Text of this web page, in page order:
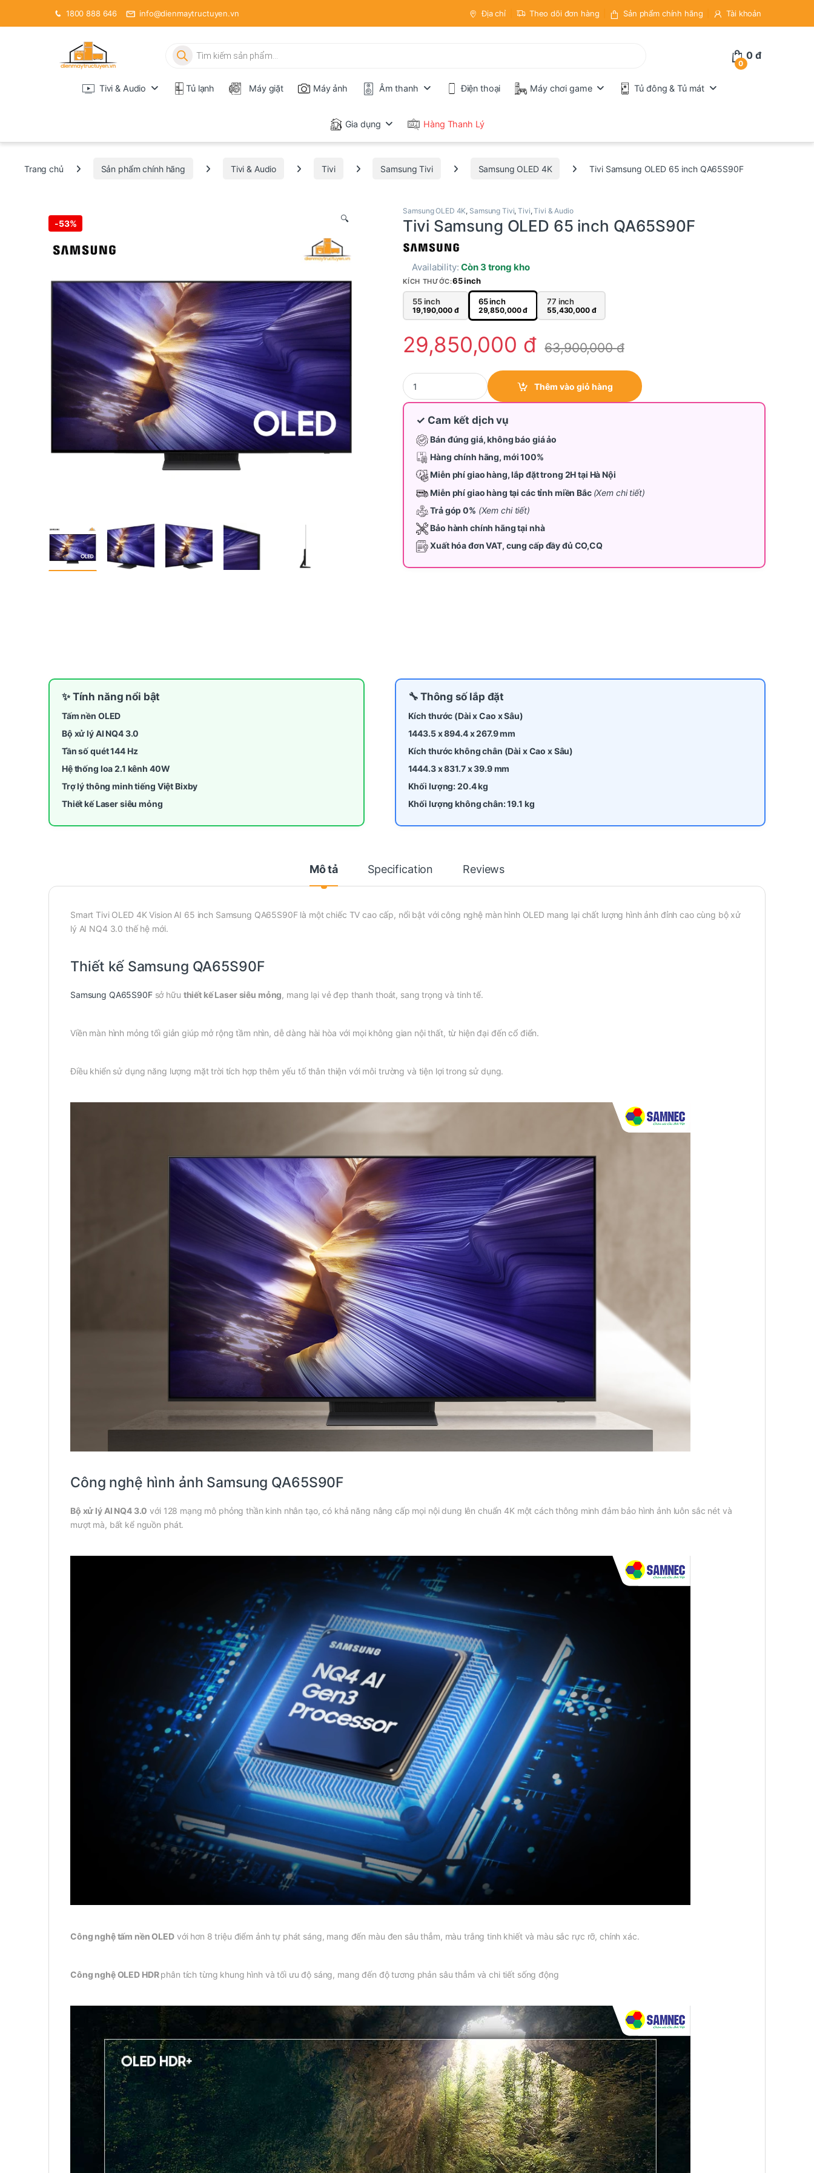
1800 888 646 info@dienmaytructuyen.vn Địa chỉ Theo dõi đơn hàng Sản phẩm chính hãng Tài khoản
Tìm kiếm sản phẩm
0
0đ
Tivi & Audio Tủ lạnh Máy giặt Máy ảnh Âm thanh Điện thoại Máy chơi game Tủ đông & Tủ mát
Gia dụng Hàng Thanh Lý
Trang chủ Sản phẩm chính hãng Tivi & Audio Tivi Samsung Tivi Samsung OLED 4K Tivi Samsung OLED 65 inch QA65S90F
-53% 🔍
Samsung OLED 4K, Samsung Tivi,Tivi,Tivi & Audio
Tivi Samsung OLED 65 inch QA65S90F
Availability:Còn 3 trong kho
KÍCH THƯỚC:65 inch
55 inch
19,190,000 đ
65 inch
29,850,000đ
77 inch
55,430,000 đ
29,850,000 đ 63,900,000đ
Tivi Samsung OLED 65 inch QA65S90F quantity
Thêm vào giỏ hàng
✓ Cam kết dịch vụ
Bán đúng giá, không báo giá ảo
Hàng chính hãng, mới 100%
Miễn phí giao hàng, lắp đặt trong 2H tại Hà Nội
Miễn phí giao hàng tại các tỉnh miền Bắc (Xem chi tiết)
Trả góp 0% (Xem chi tiết)
Bảo hành chính hãng tại nhà
Xuất hóa đơn VAT, cung cấp đầy đủ CO,CQ
✨ Tính năng nổi bật
Tấm nền OLED
Bộ xử lý AI NQ4 3.0
Tần số quét 144 Hz
Hệ thống loa 2.1 kênh 40W
Trợ lý thông minh tiếng Việt Bixby
Thiết kế Laser siêu mỏng
🔧 Thông số lắp đặt
Kích thước (Dài x Cao x Sâu)
1443.5 x 894.4 x 267.9 mm
Kích thước không chân (Dài x Cao x Sâu)
1444.3 x 831.7 x 39.9 mm
Khối lượng: 20.4 kg
Khối lượng không chân: 19.1 kg
Mô tả Specification Reviews
Smart Tivi OLED 4K Vision AI 65 inch Samsung QA65S90F là một chiếc TV cao cấp, nổi bật với công nghệ màn hình OLED mang lại chất lượng hình ảnh đỉnh cao cùng bộ xử
lý AI NQ4 3.0 thế hệ mới.
Thiết kế Samsung QA65S90F
Samsung QA65S90Fsở hữu thiết kế Laser siêu mỏng, mang lại vẻ đẹp thanh thoát, sang trọng và tinh tế.
Viền màn hình mỏng tối giản giúp mở rộng tầm nhìn, dễ dàng hài hòa với mọi không gian nội thất, từ hiện đại đến cổ điển.
Điều khiển sử dụng năng lượng mặt trời tích hợp thêm yếu tố thân thiện với môi trường và tiện lợi trong sử dụng.
Công nghệ hình ảnh Samsung QA65S90F
Bộ xử lý AI NQ4 3.0 với 128 mạng mô phỏng thần kinh nhân tạo, có khả năng nâng cấp mọi nội dung lên chuẩn 4K một cách thông minh đảm bảo hình ảnh luôn sắc nét và
mượt mà, bất kể nguồn phát.
Công nghệ tấm nền OLEDvới hơn 8 triệu điểm ảnh tự phát sáng, mang đến màu đen sâu thẳm, màu trắng tinh khiết và màu sắc rực rỡ, chính xác.
Công nghệ OLED HDRphân tích từng khung hình và tối ưu độ sáng, mang đến độ tương phản sâu thẳm và chi tiết sống động